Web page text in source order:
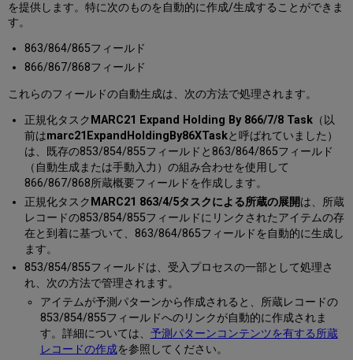
を提供します。特に次のものを自動的に作成/生成することができま
す。
863/864/865フィールド
866/867/868フィールド
これらのフィールドの自動生成は、次の方法で処理されます。
正規化タスク MARC21 Expand Holding By 866/7/8 Task（以
前はmarc21ExpandHoldingBy86XTaskと呼ばれていました）
は、既存の853/854/855フィールドと863/864/865フィールド
（自動生成または手動入力）の組み合わせを使用して
866/867/868所蔵概要フィールドを作成します。
正規化タスク MARC21 863/4/5タスクによる所蔵の展開は、所蔵
レコードの853/854/855フィールドにリンクされたアイテムの存
在と到着に基づいて、863/864/865フィールドを自動的に生成し
ます。
853/854/855フィールドは、受入プロセスの一部として処理さ
れ、次の方法で管理されます。
アイテムが予測パターンから作成されると、所蔵レコードの
853/854/855フィールドへのリンクが自動的に作成されま
す。詳細については、 予測パターンコンテンツを有する所蔵
レコードの作成を参照してください。